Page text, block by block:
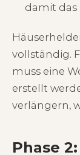
damit das
vollständig.
muss eine
erstellt
verlängern,
Phase